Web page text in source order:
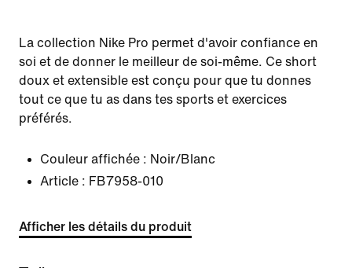
La collection Nike Pro permet d'avoir confiance en
soi et de donner le meilleur de soi-même. Ce short
doux et extensible est conçu pour que tu donnes
tout ce que tu as dans tes sports et exercices
préférés.
Couleur affichée : Noir/Blanc
Article : FB7958-010
Afficher les détails du produit